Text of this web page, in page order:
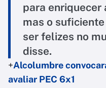
para enriquecer
mas o
ser felizes no
disse.
+Alcolumbre
avaliar PEC 6x1